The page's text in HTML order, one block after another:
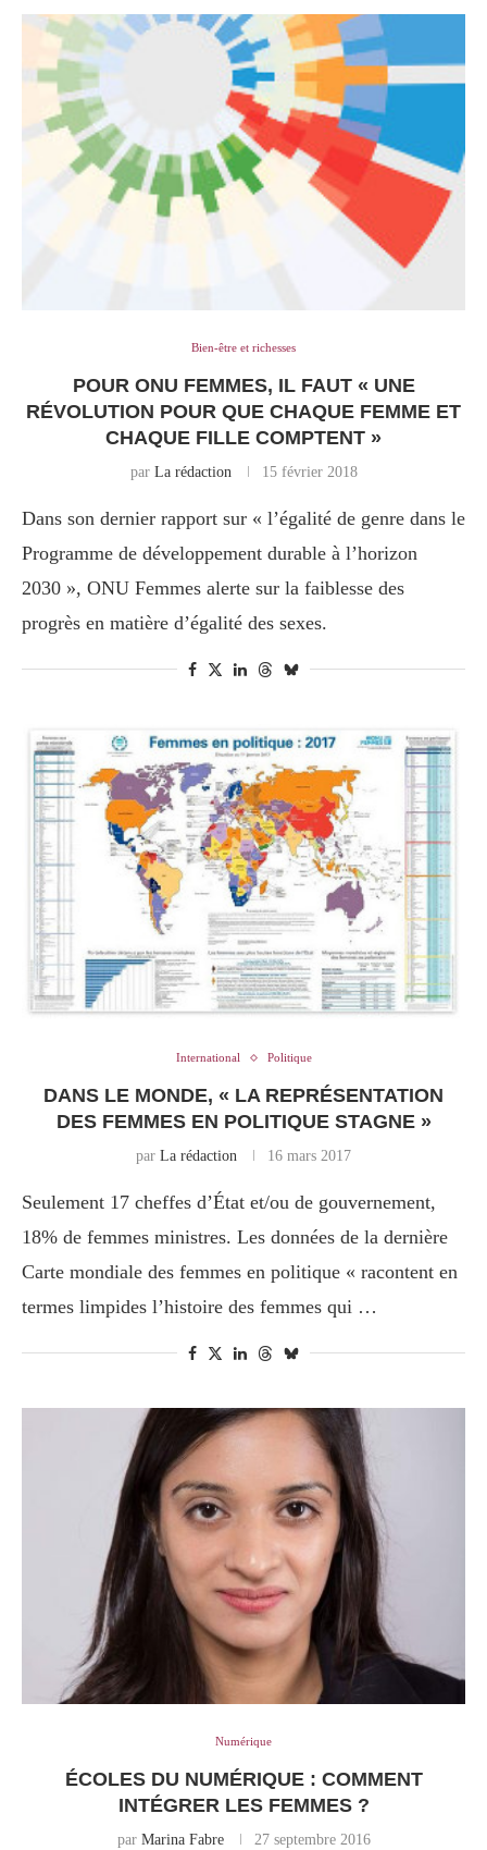
Bien-être et richesses
POUR ONU FEMMES, IL FAUT « UNE
RÉVOLUTION POUR QUE CHAQUE FEMME ET
CHAQUE FILLE COMPTENT »
par La rédaction 15 février 2018
Dans son dernier rapport sur « l’égalité de genre dans le
Programme de développement durable à l’horizon
2030 », ONU Femmes alerte sur la faiblesse des
progrès en matière d’égalité des sexes.
International Politique
DANS LE MONDE, « LA REPRÉSENTATION
DES FEMMES EN POLITIQUE STAGNE »
par La rédaction 16 mars 2017
Seulement 17 cheffes d’État et/ou de gouvernement,
18% de femmes ministres. Les données de la dernière
Carte mondiale des femmes en politique « racontent en
termes limpides l’histoire des femmes qui …
Numérique
ÉCOLES DU NUMÉRIQUE : COMMENT
INTÉGRER LES FEMMES ?
par Marina Fabre 27 septembre 2016